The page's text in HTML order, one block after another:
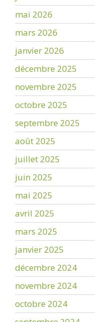
mai 2026
mars 2026
janvier 2026
décembre 2025
novembre 2025
octobre 2025
septembre 2025
août 2025
juillet 2025
juin 2025
mai 2025
avril 2025
mars 2025
janvier 2025
décembre 2024
novembre 2024
octobre 2024